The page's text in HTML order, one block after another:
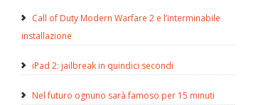
Call of Duty Modern Warfare 2 e l’interminabile
installazione
iPad 2: jailbreak in quindici secondi
Nel futuro ognuno sarà famoso per 15 minuti